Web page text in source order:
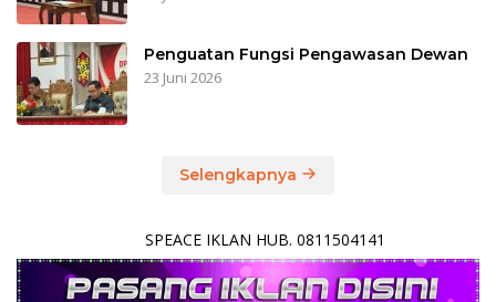
Penguatan Fungsi Pengawasan Dewan
23 Juni 2026
Selengkapnya
SPEACE IKLAN HUB. 0811504141